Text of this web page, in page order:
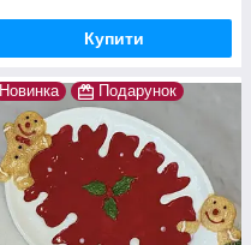
Купити
Новинка Подарунок